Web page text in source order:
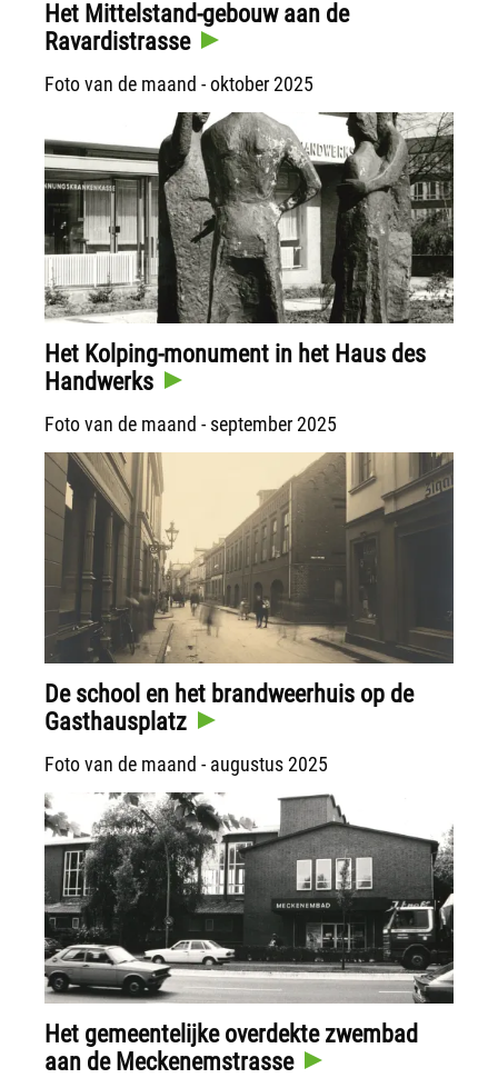
Het Mittelstand-gebouw aan de
Ravardistrasse
Foto van de maand - oktober 2025
Het Kolping-monument in het Haus des
Handwerks
Foto van de maand - september 2025
De school en het brandweerhuis op de
Gasthausplatz
Foto van de maand - augustus 2025
Het gemeentelijke overdekte zwembad
aan de Meckenemstrasse